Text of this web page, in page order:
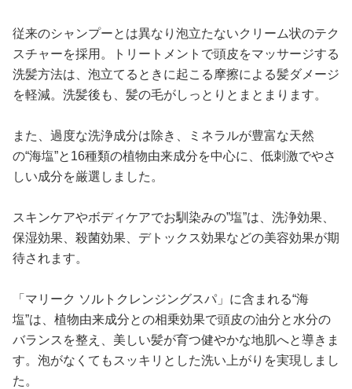
従来のシャンプーとは異なり泡立たないクリーム状のテク
スチャーを採用。トリートメントで頭皮をマッサージする
洗髪方法は、泡立てるときに起こる摩擦による髪ダメージ
を軽減。洗髪後も、髪の毛がしっとりとまとまります。
また、過度な洗浄成分は除き、ミネラルが豊富な天然
の“海塩”と16種類の植物由来成分を中心に、低刺激でやさ
しい成分を厳選しました。
スキンケアやボディケアでお馴染みの”塩”は、洗浄効果、
保湿効果、殺菌効果、デトックス効果などの美容効果が期
待されます。
「マリーク ソルトクレンジングスパ」に含まれる“海
塩”は、植物由来成分との相乗効果で頭皮の油分と水分の
バランスを整え、美しい髪が育つ健やかな地肌へと導きま
す。泡がなくてもスッキリとした洗い上がりを実現しまし
た。